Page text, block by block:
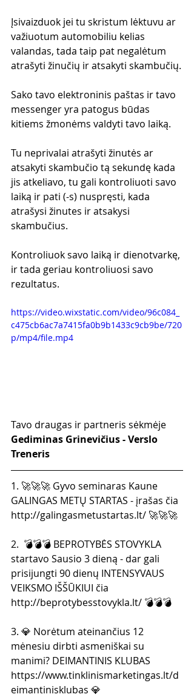
Įsivaizduok jei tu skristum lėktuvu ar
važiuotum automobiliu kelias
valandas, tada taip pat negalėtum
atrašyti žinučių ir atsakyti skambučių.
Sako tavo elektroninis paštas ir tavo
messenger yra patogus būdas
kitiems žmonėms valdyti tavo laiką.
Tu neprivalai atrašyti žinutės ar
atsakyti skambučio tą sekundę kada
jis atkeliavo, tu gali kontroliuoti savo
laiką ir pati (-s) nuspręsti, kada
atrašysi žinutes ir atsakysi
skambučius.
Kontroliuok savo laiką ir dienotvarkę,
ir tada geriau kontroliuosi savo
rezultatus.
https://video.wixstatic.com/video/96c084_
c475cb6ac7a7415fa0b9b1433c9cb9be/720
p/mp4/file.mp4
Tavo draugas ir partneris sėkmėje
Gediminas Grinevičius - Verslo
Treneris
1. 🚀🚀🚀 Gyvo seminaras Kaune
GALINGAS METŲ STARTAS - įrašas čia
http://galingasmetustartas.lt/ 🚀🚀🚀
2.  💣💣💣 BEPROTYBĖS STOVYKLA
startavo Sausio 3 dieną - dar gali
prisijungti 90 dienų INTENSYVAUS
VEIKSMO IŠŠŪKIUI čia
http://beprotybesstovykla.lt/ 💣💣💣
3. 💎 Norėtum ateinančius 12
mėnesiu dirbti asmeniškai su
manimi? DEIMANTINIS KLUBAS
https://www.tinklinismarketingas.lt/d
eimantinisklubas 💎